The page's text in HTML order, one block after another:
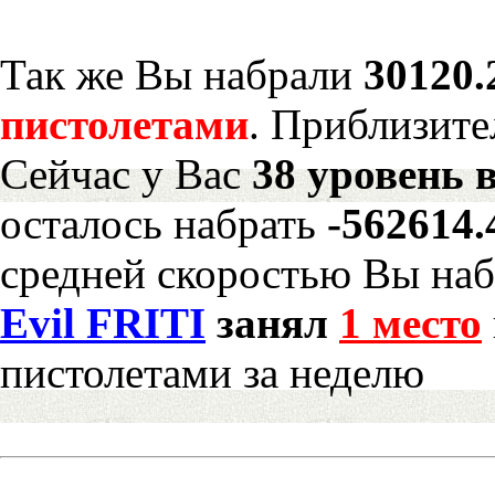
Так же Вы набрали
пистолетами.
Сейчас у Вас38 уровень
осталось набрать -
средней скоростью Вы
Evil FRITI занял 1 место
пистолетами за неделю